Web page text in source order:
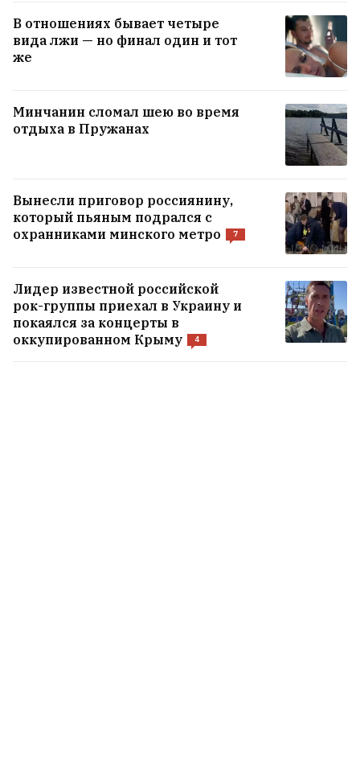
В отношениях бывает четыре
вида лжи — но финал один и тот
же
Минчанин сломал шею во время
отдыха в Пружанах
Вынесли приговор россиянину,
который пьяным подрался с
охранниками минского метро
7
Лидер известной российской
рок-группы приехал в Украину и
покаялся за концерты в
оккупированном Крыму
4
Украинские дроны ударили по
Россия ночью ударила по Украине 1